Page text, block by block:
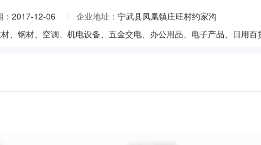
2017-12-06 企业地址： 宁武县凤凰镇庄旺村约家沟